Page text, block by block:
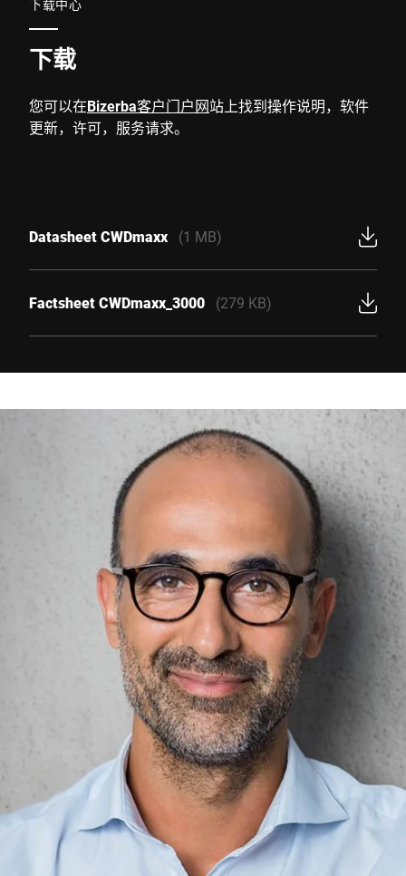
下载中心
下载
您可以在Bizerba客户门户网站上找到操作说明，软件
更新，许可，服务请求。
Datasheet CWDmaxx (1 MB)
Factsheet CWDmaxx_3000 (279 KB)